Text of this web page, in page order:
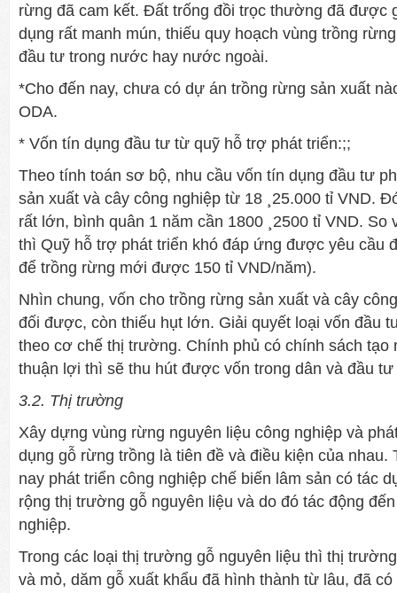
rừng đã cam kết. Đất trống đồi trọc thường đã được
dụng rất manh mún, thiếu quy hoạch vùng trồng
đầu tư trong nước hay nước ngoài.
*Cho đến nay, chưa có dự án trồng rừng sản xuất
ODA.
* Vốn tín dụng đầu tư từ quỹ hỗ trợ phát triển:;;
Theo tính toán sơ bộ, nhu cầu vốn tín dụng đầu tư
sản xuất và cây công nghiệp từ 18 ¸25.000 tỉ VND.
rất lớn, bình quân 1 năm cần 1800 ¸2500 tỉ VND. So
thì Quỹ hỗ trợ phát triển khó đáp ứng được yêu cầu
để trồng rừng mới được 150 tỉ VND/năm).
Nhìn chung, vốn cho trồng rừng sản xuất và cây
đối được, còn thiếu hụt lớn. Giải quyết loại vốn đầu
theo cơ chế thị trường. Chính phủ có chính sách
thuận lợi thì sẽ thu hút được vốn trong dân và đầu
3.2. Thị trường
Xây dựng vùng rừng nguyên liệu công nghiệp và
dụng gỗ rừng trồng là tiên đề và điều kiện của nhau.
nay phát triển công nghiệp chế biến lâm sản có tác
rộng thị trường gỗ nguyên liệu và do đó tác động
nghiệp.
Trong các loại thị trường gỗ nguyên liệu thì thị
và mỏ, dăm gỗ xuất khẩu đã hình thành từ lâu, đã